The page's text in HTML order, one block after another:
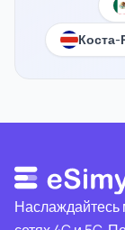
Коста-
Наслаждайтесь